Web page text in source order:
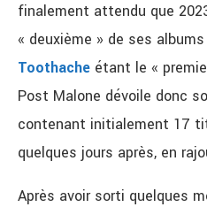
finalement attendu que
« deuxième » de ses
Toothache étant le «
Post Malone dévoile donc
contenant initialement 17
quelques jours après, en
Après avoir sorti quelques